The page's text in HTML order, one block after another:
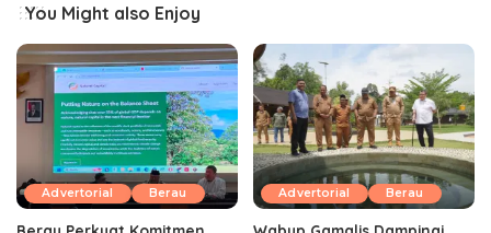
You Might also Enjoy
Advertorial Berau Advertorial Berau